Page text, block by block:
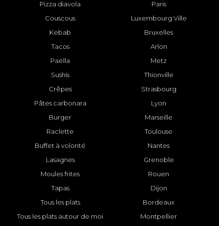
Pizza diavola
Couscous
Kebab
Tacos
Paëlla
Sushis
Crêpes
Pâtes carbonara
Burger
Raclette
Buffet à volonté
Lasagnes
Moules frites
Tapas
Tous les plats
Tous les plats autour de moi
Paris
Luxembourg Ville
Bruxelles
Arlon
Metz
Thionville
Strasbourg
Lyon
Marseille
Toulouse
Nantes
Grenoble
Rouen
Dijon
Bordeaux
Montpellier